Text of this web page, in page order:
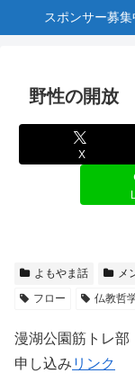
スポンサー募集
野性の開放
X
よもやま話 メ
フロー
仏教哲
漫湖公園筋トレ部
申し込み リンク